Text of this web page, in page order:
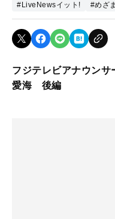
#LiveNewsイット!
#めざ
フジテレビアナウン
愛海 後編